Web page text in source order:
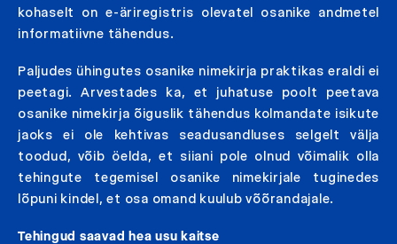
kohaselt on e-äriregistris olevatel osanike andmetel
informatiivne tähendus.
Paljudes ühingutes osanike nimekirja praktikas eraldi ei
peetagi. Arvestades ka, et juhatuse poolt peetava
osanike nimekirja õiguslik tähendus kolmandate isikute
jaoks ei ole kehtivas seadusandluses selgelt välja
toodud, võib öelda, et siiani pole olnud võimalik olla
tehingute tegemisel osanike nimekirjale tuginedes
lõpuni kindel, et osa omand kuulub võõrandajale.
Tehingud saavad hea usu kaitse